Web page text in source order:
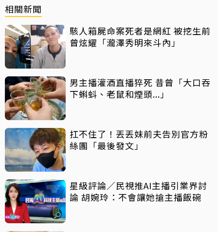
相關新聞
駭人箱屍命案死者是網紅 被挖生前
曾炫耀「瀧澤秀明來斗內」
男主播灌酒直播猝死 昔曾「大口吞
下蝌蚪、老鼠和煙頭...」
扛不住了！丟丟妹前夫告別官方粉
絲團「最後發文」
星級評論／民視推AI主播引業界討
論 胡婉玲：不會讓她搶主播飯碗